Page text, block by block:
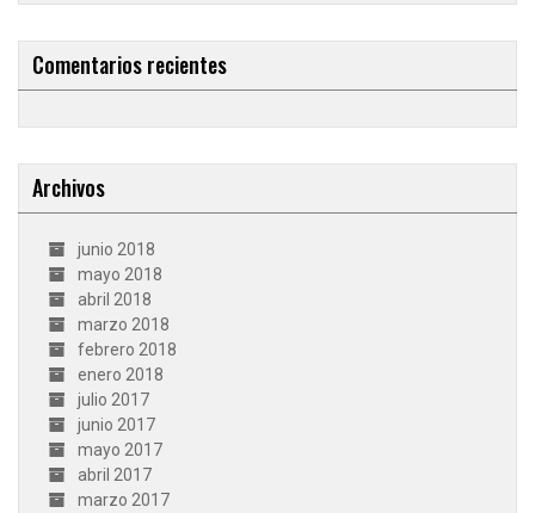
Comentarios recientes
Archivos
junio 2018
mayo 2018
abril 2018
marzo 2018
febrero 2018
enero 2018
julio 2017
junio 2017
mayo 2017
abril 2017
marzo 2017